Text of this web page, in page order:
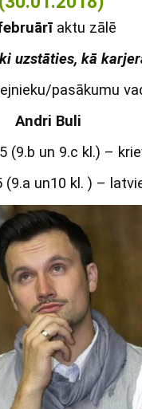
aktu zālē
uzstāties, kā
pasākumu
Andri Buli
(9.b un 9.c kl.) –
(9.a un10 kl. ) –